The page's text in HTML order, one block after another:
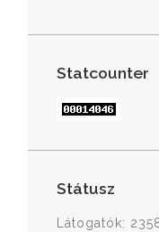
Statcounter
Státusz
Látogatók: